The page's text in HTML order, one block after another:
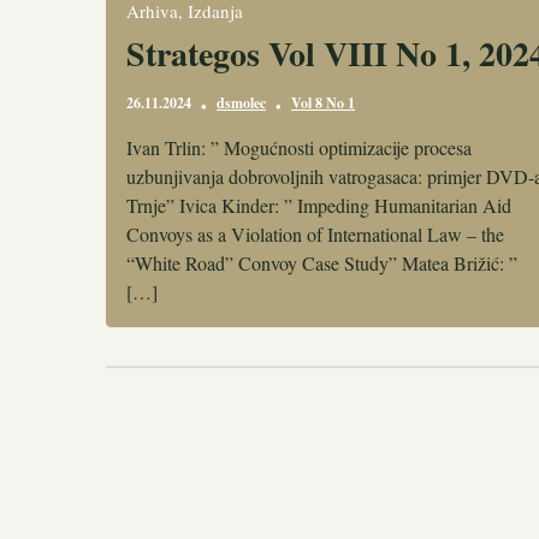
Arhiva, Izdanja
Strategos Vol VIII No 1,
26.11.2024 • dsmolec • Vol 8 No 1
Ivan Trlin: ” Mogućnosti optimizacije procesa
uzbunjivanja dobrovoljnih vatrogasaca: primjer DVD-
Trnje” Ivica Kinder: ” Impeding Humanitarian Aid
Convoys as a Violation of International Law – the
“White Road” Convoy Case Study” Matea Brižić: ”
[…]